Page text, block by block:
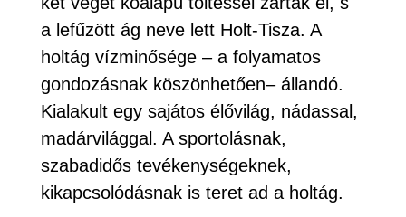
a lefűzött ág neve lett Holt-Tisza. A
holtág vízminősége – a folyamatos
gondozásnak köszönhetően– állandó.
Kialakult egy sajátos élővilág, nádassal,
madárvilággal. A sportolásnak,
szabadidős tevékenységeknek,
kikapcsolódásnak is teret ad a holtág.